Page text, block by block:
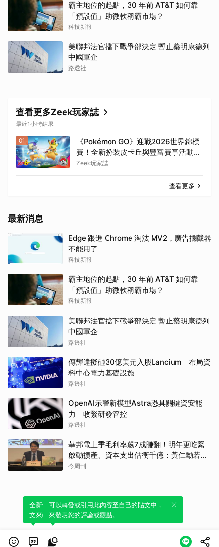
霸主地位的起點，30 年前 AT&T 如何靠
「預設值」助微軟稱霸市場？
科技新報
美聯邦法官擋下戰爭部決定 暫止藥明康德列
中國軍企
路透社
查看更多Zeek玩家誌
最近1小時結果
01
《Pokémon GO》迎戰2026世界錦標
賽！全新扮裝皮卡丘與豐富賽事活動登
場
Zeek玩家誌
查看更多
最新消息
Edge 跟進 Chrome 淘汰 MV2，廣告攔截器
不能用了
科技新報
霸主地位的起點，30 年前 AT&T 如何靠
「預設值」助微軟稱霸市場？
科技新報
美聯邦法官擋下戰爭部決定 暫止藥明康德列
中國軍企
路透社
傳輝達擬砸30億美元入股Lancium 布局資
料中心電力基礎設施
路透社
OpenAI示警新模型Astra恐具關鍵資安能
力 收緊研發管控
路透社
華邦電上季毛利率飆7成賺翻！明年更吃緊
啟動擴產、資本支出估衝千億：黃仁勳若想
到，早入主記憶體廠
今周刊
全新體驗！一鍵引用此內容，透過發布貼
文來輕鬆表達個人立場。
可以轉發或引用此內容至自己的貼文中，
來發表您的評論或觀點。